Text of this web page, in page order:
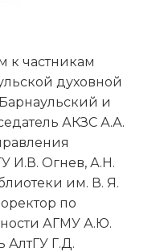
к частникам
духовной
и
АКЗС А.А.
И.В. Огнев, А.Н.
им. В. Я.
по
АГМУ А.Ю.
АлтГУ Г.Д.